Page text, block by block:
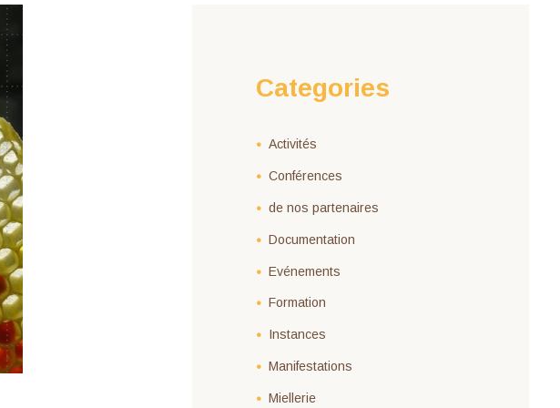
Categories
Activités
Conférences
de nos partenaires
Documentation
Evénements
Formation
Instances
Manifestations
Miellerie